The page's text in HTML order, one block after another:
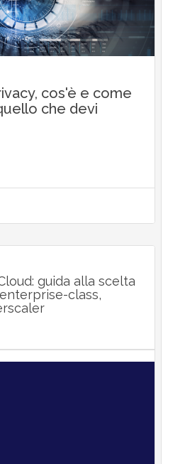
cos'è e come
che devi
guida alla scelta
class,